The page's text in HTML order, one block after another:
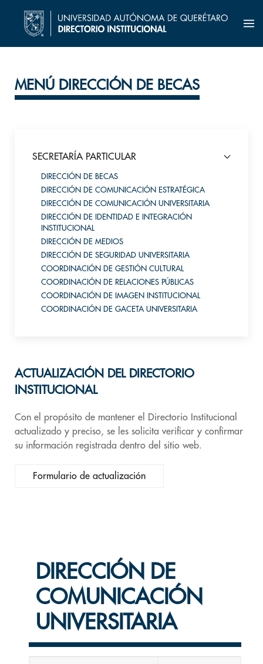
MENÚ DIRECCIÓN DE BECAS
SECRETARÍA PARTICULAR
DIRECCIÓN DE BECAS
DIRECCIÓN DE COMUNICACIÓN ESTRATÉGICA
DIRECCIÓN DE COMUNICACIÓN UNIVERSITARIA
DIRECCIÓN DE IDENTIDAD E INTEGRACIÓN
INSTITUCIONAL
DIRECCIÓN DE MEDIOS
DIRECCIÓN DE SEGURIDAD UNIVERSITARIA
COORDINACIÓN DE GESTIÓN CULTURAL
COORDINACIÓN DE RELACIONES PÚBLICAS
COORDINACIÓN DE IMAGEN INSTITUCIONAL
COORDINACIÓN DE GACETA UNIVERSITARIA
ACTUALIZACIÓN DEL DIRECTORIO
INSTITUCIONAL
Con el propósito de mantener el Directorio Institucional
actualizado y preciso, se les solicita verificar y confirmar
su información registrada dentro del sitio web.
Formulario de actualización
DIRECCIÓN DE
COMUNICACIÓN
UNIVERSITARIA